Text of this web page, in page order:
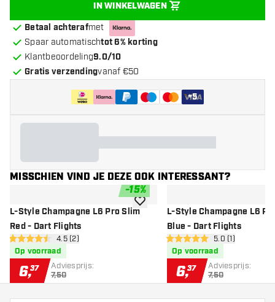
IN WINKELWAGEN
Betaal achterafmet
Spaar automatischtot 6% korting
Klantbeoordeling9.0/10
Gratis verzendingvanaf €50
+5
MISSCHIEN VIND JE DEZE OOK INTERESSANT?
-15%
L-Style Champagne L6 Pro Slim
Red - Dart Flights
open reviews drawer
4.5 score sterren4.5 (2)
Op voorraad
6,37 Adviesprijs:
7,50
toevoegen aan verlanglijst
L-Style Champagne L6
Blue - Dart Flights
open reviews
5 score sterren5.0 (1)
Op voorraad
6,37 Adviesprijs:
7,50